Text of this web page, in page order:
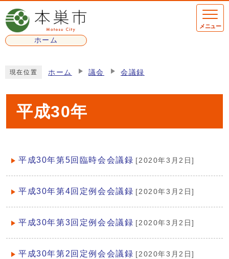
ページの先頭です
ホーム
メニュー
現在位置 ホーム 議会 会議録
平成30年
メインメニュー
平成30年第5回臨時会会議録 [2020年3月2日]
平成30年第4回定例会会議録 [2020年3月2日]
平成30年第3回定例会会議録 [2020年3月2日]
平成30年第2回定例会会議録 [2020年3月2日]